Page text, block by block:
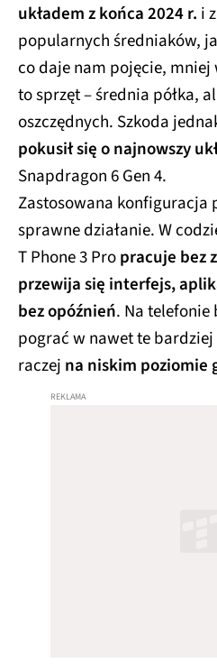
układem z końca 2024 r. i
popularnych średniaków,
co daje nam pojęcie,
to sprzęt – średnia półka,
oszczędnych. Szkoda
pokusił się o najnowszy
Snapdragon 6 Gen 4.
Zastosowana konfiguracja
sprawne działanie. W
T Phone 3 Propracuje bez
przewija się interfejs,
bez opóźnień. Na telefonie
pograć w nawet te
raczej na niskim poziomie